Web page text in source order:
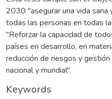
2030 "asegurar una vida
todas las personas en todas
"Reforzar la capacidad de
países en desarrollo, en
reducción de riesgos y
nacional y mundial".
Keywords